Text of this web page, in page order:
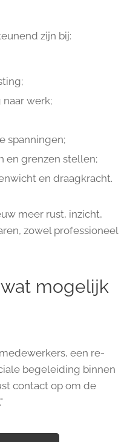
zijn bij:
werk;
spanningen;
en grenzen stellen;
en draagkracht.
meer rust, inzicht,
zowel professioneel
mogelijk
een re-
begeleiding binnen
contact op om de